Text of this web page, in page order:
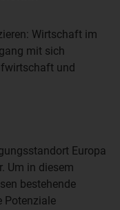
Wirtschaft im
mit sich
und
Europa
Um in diesem
bestehende
Potenziale